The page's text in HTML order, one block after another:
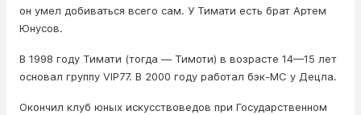
он умел добиваться всего сам. У Тимати есть брат Артем
Юнусов.
В 1998 году Тимати (тогда — Тимоти) в возрасте 14—15 лет
основал группу VIP77. В 2000 году работал бэк-МС у Децла.
Окончил клуб юных искусствоведов при Государственном